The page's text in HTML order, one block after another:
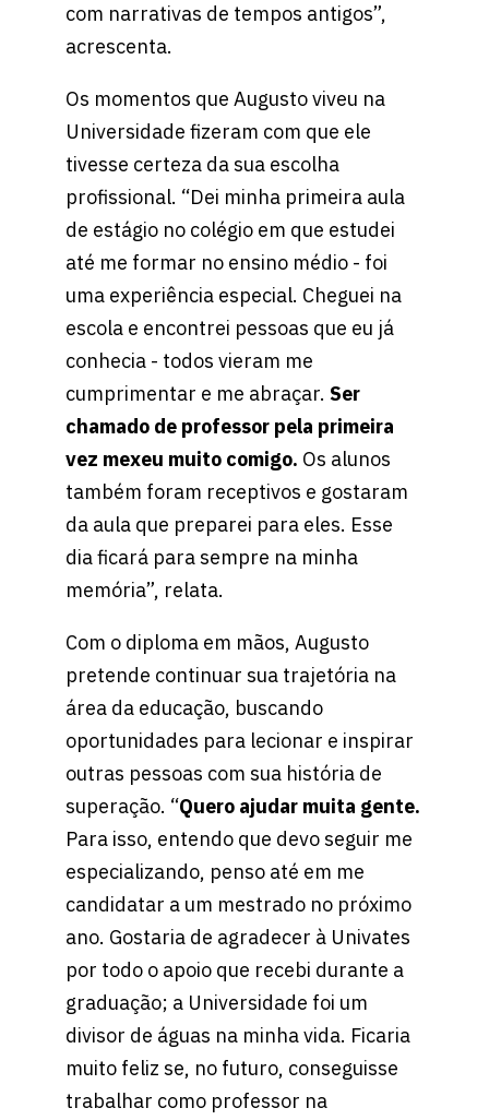
com narrativas de tempos antigos”,
acrescenta.
Os momentos que Augusto viveu na
Universidade fizeram com que ele
tivesse certeza da sua escolha
profissional. “Dei minha primeira aula
de estágio no colégio em que estudei
até me formar no ensino médio - foi
uma experiência especial. Cheguei na
escola e encontrei pessoas que eu já
conhecia - todos vieram me
cumprimentar e me abraçar. Ser
chamado de professor pela primeira
vez mexeu muito comigo. Os alunos
também foram receptivos e gostaram
da aula que preparei para eles. Esse
dia ficará para sempre na minha
memória”, relata.
Com o diploma em mãos, Augusto
pretende continuar sua trajetória na
área da educação, buscando
oportunidades para lecionar e inspirar
outras pessoas com sua história de
superação. “Quero ajudar muita gente.
Para isso, entendo que devo seguir me
especializando, penso até em me
candidatar a um mestrado no próximo
ano. Gostaria de agradecer à Univates
por todo o apoio que recebi durante a
graduação; a Universidade foi um
divisor de águas na minha vida. Ficaria
muito feliz se, no futuro, conseguisse
trabalhar como professor na